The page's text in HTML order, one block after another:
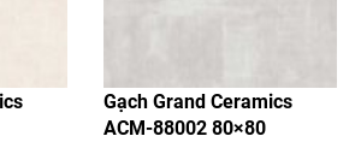
Gạch Grand Ceramics
ACM-88002 80×80